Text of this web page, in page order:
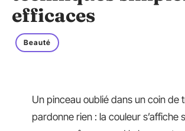
efficaces
Beauté
Un pinceau oublié dans un coin de
pardonne rien : la couleur s’affiche